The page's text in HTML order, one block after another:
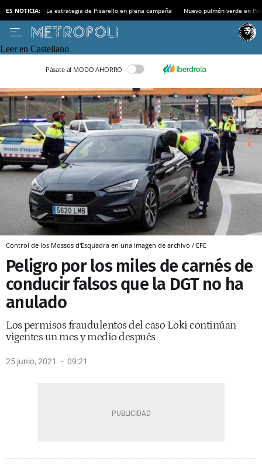
ES NOTICIA: La estrategia de Pisarello en plena campaña Nuevo pulmón verde en
Leer en Castellano
Pásate al MODO AHORRO
Control de los Mossos d'Esquadra en una imagen de archivo / EFE
Peligro por los miles de carnés de
conducir falsos que la DGT no ha
anulado
Los permisos fraudulentos del caso Loki continúan
vigentes un mes y medio después
25 junio, 2021 09:21